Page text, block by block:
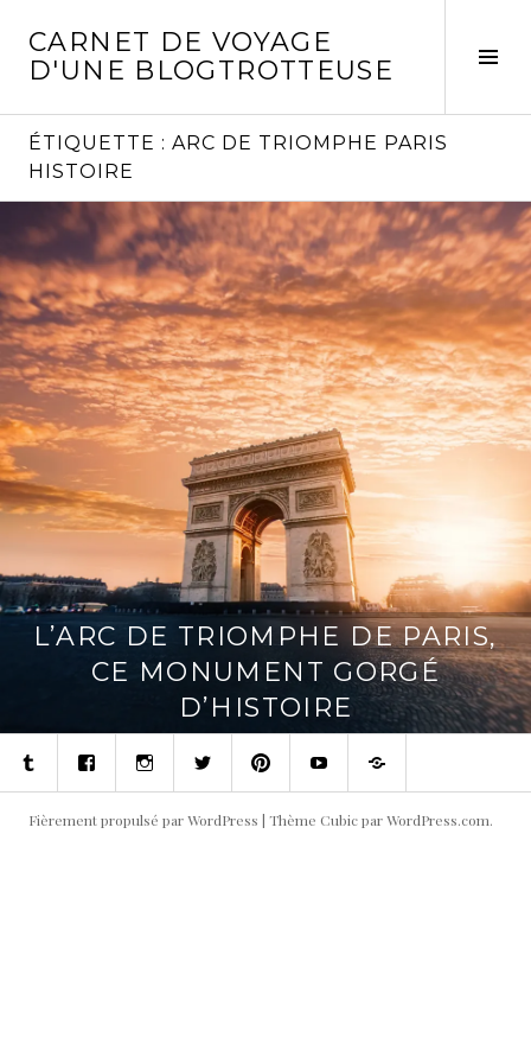
contenu
CARNET DE VOYAGE
D'UNE BLOGTROTTEUSE
ÉTIQUETTE : ARC DE TRIOMPHE PARIS
HISTOIRE
L’ARC DE TRIOMPHE DE PARIS,
CE MONUMENT GORGÉ
D’HISTOIRE
TumblrFacebookInstagramTwitterPinterestYoutubeContact
Fièrement propulsé par WordPress | Thème Cubic parWordPress.com.